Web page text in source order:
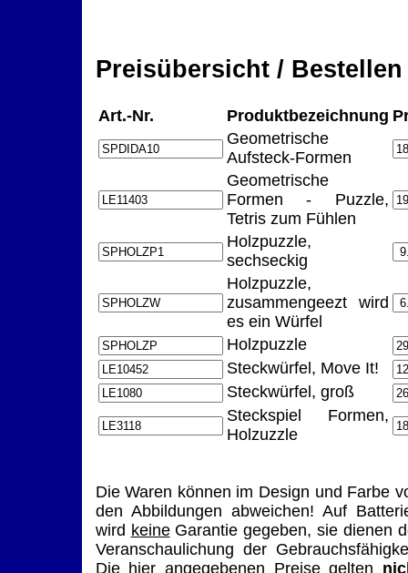
Preisübersicht / Bestellen
Art.-Nr. Produktbezeichnung
Geometrische
Aufsteck-Formen
Geometrische
Formen - Puzzle,
Tetris zum Fühlen
Holzpuzzle,
sechseckig
Holzpuzzle,
zusammengeezt wird
es ein Würfel
Holzpuzzle
Steckwürfel, Move It!
Steckwürfel, groß
Steckspiel Formen,
Holzuzzle
Die Waren können im Design und Farbe
den Abbildungen abweichen! Auf
wird keineGarantie gegeben, sie dienen
Veranschaulichung der
Die hier angegebenen Preise gelten